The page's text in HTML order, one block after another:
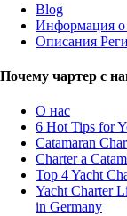
Blog
Информация о
Описания
Почему чартер с
О нас
6 Hot Tips for
Catamaran
Charter a
Top 4 Yacht
Yacht Charter
in Germany